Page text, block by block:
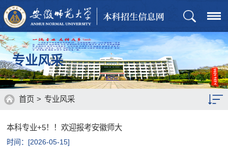
专业风采
首页 > 专业风采
本科专业+5！！欢迎报考安徽师大
时间：[2026-05-15]